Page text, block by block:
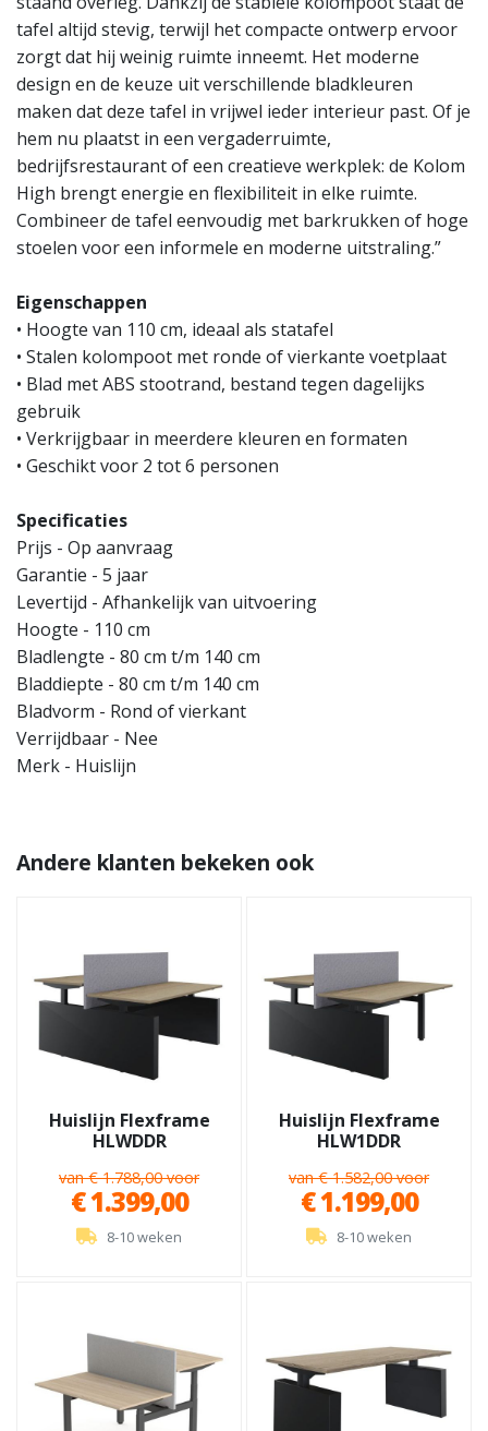
tafel altijd stevig, terwijl het compacte ontwerp ervoor
zorgt dat hij weinig ruimte inneemt. Het moderne
design en de keuze uit verschillende bladkleuren
maken dat deze tafel in vrijwel ieder interieur past. Of je
hem nu plaatst in een vergaderruimte,
bedrijfsrestaurant of een creatieve werkplek: de Kolom
High brengt energie en flexibiliteit in elke ruimte.
Combineer de tafel eenvoudig met barkrukken of hoge
stoelen voor een informele en moderne uitstraling.”
Eigenschappen
• Hoogte van 110 cm, ideaal als statafel
• Stalen kolompoot met ronde of vierkante voetplaat
• Blad met ABS stootrand, bestand tegen dagelijks
gebruik
• Verkrijgbaar in meerdere kleuren en formaten
• Geschikt voor 2 tot 6 personen
Specificaties
Prijs - Op aanvraag
Garantie - 5 jaar
Levertijd - Afhankelijk van uitvoering
Hoogte - 110 cm
Bladlengte - 80 cm t/m 140 cm
Bladdiepte - 80 cm t/m 140 cm
Bladvorm - Rond of vierkant
Verrijdbaar - Nee
Merk - Huislijn
Andere klanten bekeken ook
Huislijn Flexframe
HLWDDR
van € 1.788,00 voor
€ 1.399,00
8-10 weken
Huislijn Flexframe
HLW1DDR
van € 1.582,00 voor
€ 1.199,00
8-10 weken